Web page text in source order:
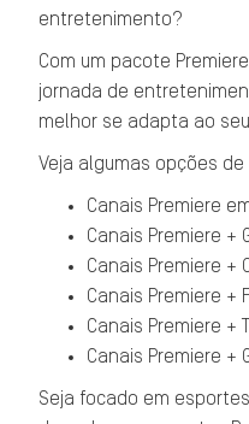
entretenimento?
Com um pacote
jornada de
melhor se adapta ao
Veja algumas opções
Canais Premiere
Canais Premiere +
Canais Premiere +
Canais Premiere +
Canais Premiere +
Canais Premiere +
Seja focado em